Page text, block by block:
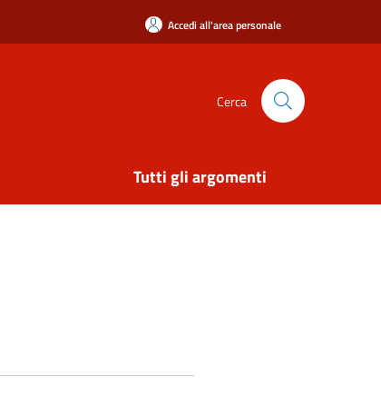
Accedi all'area personale
Cerca
Tutti gli argomenti